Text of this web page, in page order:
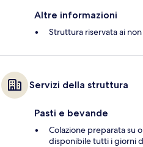
Altre informazioni
Struttura riservata ai
Servizi della struttura
Pasti e bevande
Colazione preparata su
disponibile tutti i giorni